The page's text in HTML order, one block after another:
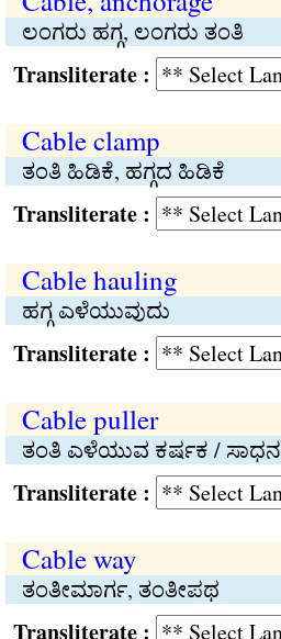
ಲಂಗರು ಹಗ್ಗ, ಲಂಗರು ತಂತಿ
:
Cable clamp
ತಂತಿ ಹಿಡಿಕೆ, ಹಗ್ಗದ ಹಿಡಿಕೆ
:
Cable hauling
ಹಗ್ಗ ಎಳೆಯುವುದು
:
Cable puller
ತಂತಿ ಎಳೆಯುವ ಕರ್ಷಕ / ಸಾಧನ
:
Cable way
ತಂತೀಮಾರ್ಗ, ತಂತೀಪಥ
: